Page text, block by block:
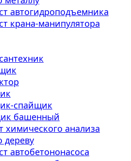
автогидроподъемника
крана-манипулятора
спайщик
башенный
химического анализа
дереву
автобетононасоса